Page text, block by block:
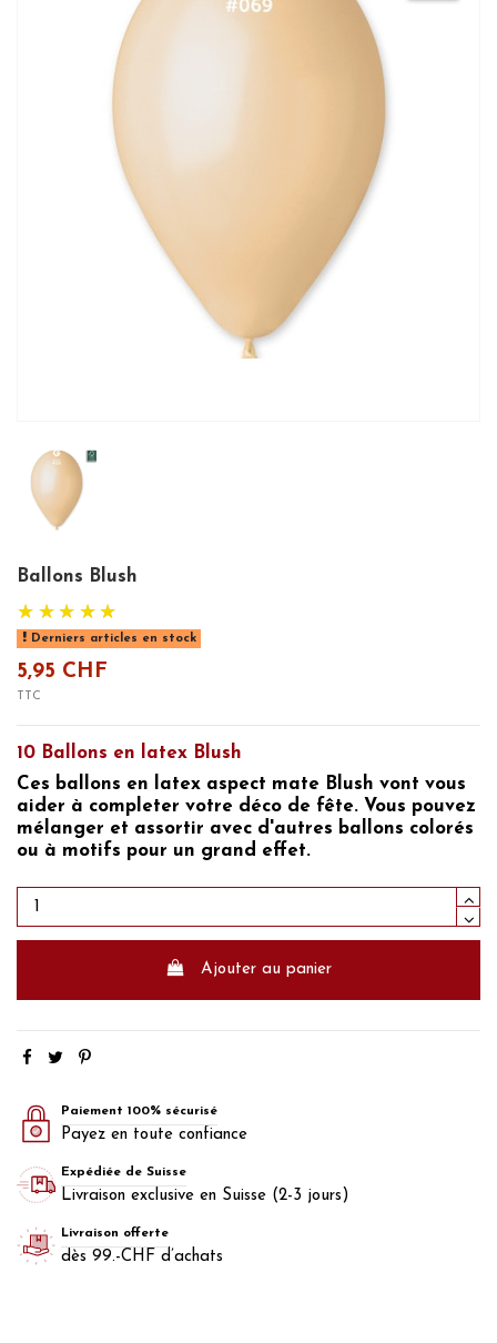
Ballons Blush
Derniers articles en stock
5,95 CHF
TTC
10 Ballons en latex Blush
Ces ballons en latex aspect mate Blush vont vous
aider à completer votre déco de fête. Vous pouvez
mélanger et assortir avec d'autres ballons colorés
ou à motifs pour un grand effet.
Ajouter au panier
Paiement 100% sécurisé
Payez en toute confiance
Expédiée de Suisse
Livraison exclusive en Suisse (2-3 jours)
Livraison offerte
dès 99.-CHF d’achats